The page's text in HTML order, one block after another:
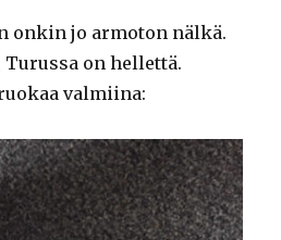
onkin jo armoton nälkä.
on hellettä.
valmiina: